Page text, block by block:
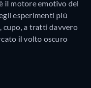
il motore emotivo del
esperimenti più
cupo, a tratti davvero
il volto oscuro